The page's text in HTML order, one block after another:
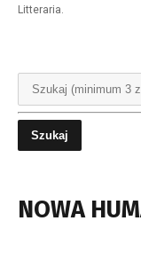
Litteraria.
NOWA